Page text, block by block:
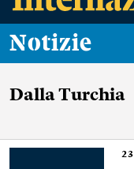
Notizie
Dalla Turchia
23